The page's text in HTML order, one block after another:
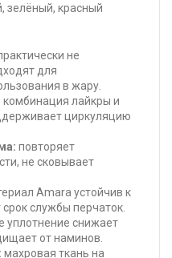
зелёный, красный
не
для
в жару.
комбинация лайкры и
циркуляцию
повторяет
не сковывает
Amara устойчив к
службы перчаток.
уплотнение снижает
от наминов.
махровая ткань на